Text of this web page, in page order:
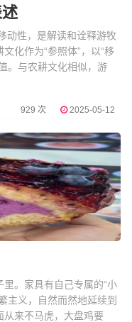
动性，是解读和诠释游牧
化作为“参照体”，以“移
。与农耕文化相似，游
929 次 2025-05-12
。家具有自己专属的“小
主义，自然而然地延续到
从来不马虎，大盘鸡要